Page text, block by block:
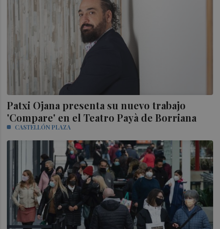
Patxi Ojana presenta su nuevo trabajo
'Compare' en el Teatro Payà de Borriana
CASTELLÓN PLAZA